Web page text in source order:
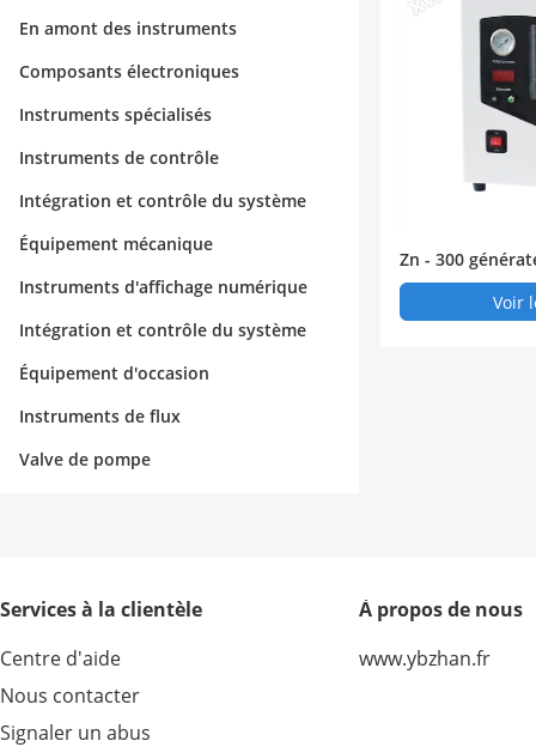
En amont des instruments
Composants électroniques
Instruments spécialisés
Instruments de contrôle
Intégration et contrôle du système
Équipement mécanique
Instruments d'affichage numérique
Intégration et contrôle du système
Équipement d'occasion
Instruments de flux
Valve de pompe
Zn - 300
pureté
Voir
Services à la clientèle
Centre d'aide
Nous contacter
Signaler un abus
À propos de nous
www.ybzhan.fr